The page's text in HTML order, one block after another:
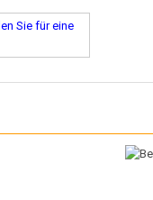
Sie für eine